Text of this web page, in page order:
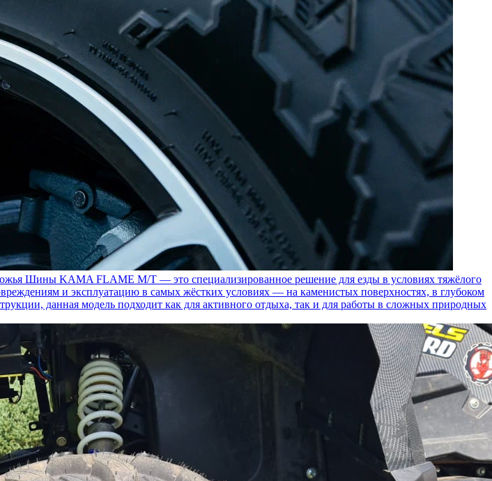
Шины KAMA FLAME M/T — это специализированное решение для езды в условиях тяжёлого
и эксплуатацию в самых жёстких условиях — на каменистых поверхностях, в глубоком
данная модель подходит как для активного отдыха, так и для работы в сложных природных